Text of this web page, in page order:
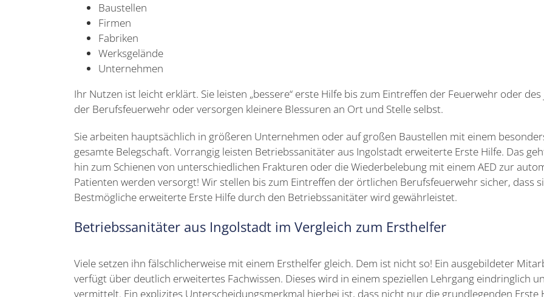
Baustellen
Firmen
Fabriken
Werksgelände
Unternehmen
Ihr Nutzen ist leicht erklärt. Sie leisten „bessere“ erste Hilfe bis zum Eintreffen der Feuerwehr oder
der Berufsfeuerwehr oder versorgen kleinere Blessuren an Ort und Stelle selbst.
Sie arbeiten hauptsächlich in größeren Unternehmen oder auf großen Baustellen mit einem
gesamte Belegschaft. Vorrangig leisten Betriebssanitäter aus Ingolstadt erweiterte Erste Hilfe. Das
hin zum Schienen von unterschiedlichen Frakturen oder die Wiederbelebung mit einem AED zur
Patienten werden versorgt! Wir stellen bis zum Eintreffen der örtlichen Berufsfeuerwehr sicher, dass
Bestmögliche erweiterte Erste Hilfe durch den Betriebssanitäter wird gewährleistet.
Betriebssanitäter aus Ingolstadt im Vergleich zum Ersthelfer
Viele setzen ihn fälschlicherweise mit einem Ersthelfer gleich. Dem ist nicht so! Ein ausgebildeter
verfügt über deutlich erweitertes Fachwissen. Dieses wird in einem speziellen Lehrgang eindringlich
vermittelt. Ein explizites Unterscheidungsmerkmal hierbei ist, dass nicht nur die grundlegenden